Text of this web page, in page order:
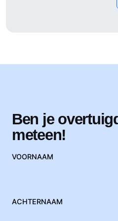
Ben je
meteen!
VOORNAAM
ACHTERNAAM